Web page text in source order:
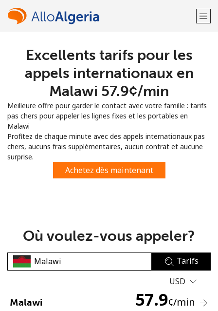
Bienvenue!
Vous avez déjà un compte?
S'enregistrer avec
ou
Aucun mot de passe créé
Excellents tarifs pour les
appels internationaux en
Malawi ⁦57.9¢⁩/min
Meilleure offre pour garder le contact avec votre famille : tarifs
pas chers pour appeler les lignes fixes et les portables en
Malawi
Profitez de chaque minute avec des appels internationaux pas
chers, aucuns frais supplémentaires, aucun contrat et aucune
surprise.
Achetez dès maintenant
Où voulez-vous appeler?
Tarifs
USD
Malawi 57.9¢/min